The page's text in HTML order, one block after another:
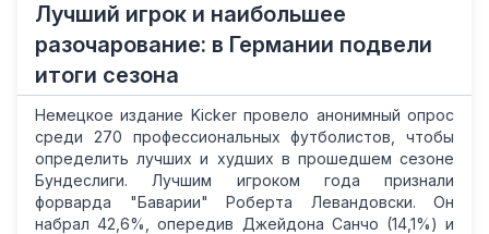
Лучший игрок и наибольшее
разочарование: в Германии подвели
итоги сезона
Немецкое издание Kicker провело анонимный опрос
среди 270 профессиональных футболистов, чтобы
определить лучших и худших в прошедшем сезоне
Бундеслиги. Лучшим игроком года признали
форварда "Баварии" Роберта Левандовски. Он
набрал 42,6%, опередив Джейдона Санчо (14,1%) и